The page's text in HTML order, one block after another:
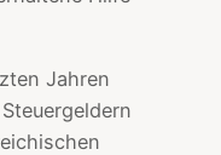
Jahren